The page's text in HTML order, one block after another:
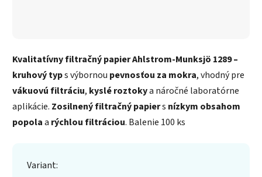
Kvalitatívny filtračný papier Ahlstrom-Munksjö 1289 –
kruhový typs výbornou pevnosťou za mokra, vhodný pre
vákuovú filtráciu, kyslé roztokya náročné laboratórne
aplikácie. Zosilnený filtračný papiers nízkym obsahom
popolaa rýchlou filtráciou. Balenie 100 ks
Variant: